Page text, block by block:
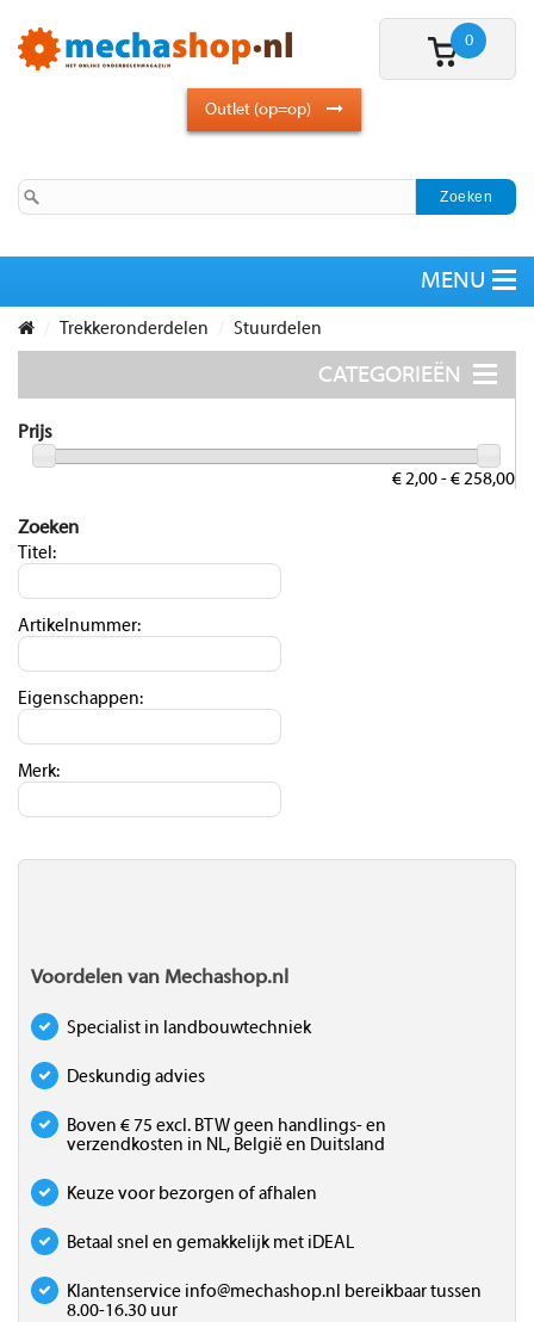
0
Outlet (op=op)
Trekkeronderdelen Stuurdelen
Prijs
€ 2,00 - € 258,00
Zoeken
Titel:
Artikelnummer:
Eigenschappen:
Merk:
Voordelen van Mechashop.nl
Specialist in landbouwtechniek
Deskundig advies
Boven € 75 excl. BTW geen handlings- en
verzendkosten in NL, België en Duitsland
Keuze voor bezorgen of afhalen
Betaal snel en gemakkelijk met iDEAL
Klantenservice info@mechashop.nl
bereikbaar tussen
8.00-16.30 uur